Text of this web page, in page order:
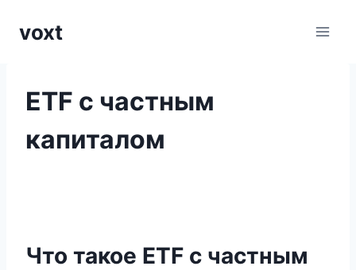
voxt
ETF с частным
капиталом
Что такое ETF с частным